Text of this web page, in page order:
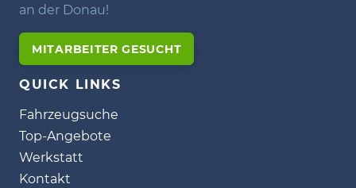
an der Donau!
MITARBEITER GESUCHT
QUICK LINKS
Fahrzeugsuche
Top-Angebote
Werkstatt
Kontakt